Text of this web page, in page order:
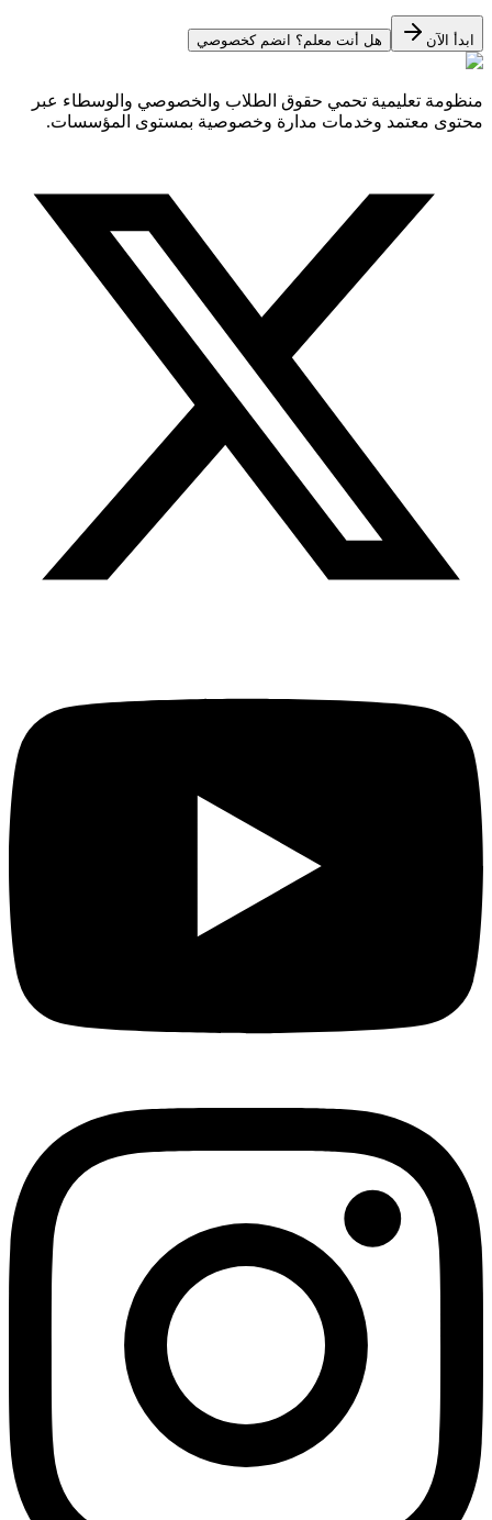
ابدأ الآن هل أنت معلم؟ انضم كخصوصي
منظومة تعليمية تحمي حقوق الطلاب والخصوصي والوسطاء عبر
محتوى معتمد وخدمات مدارة وخصوصية بمستوى المؤسسات.